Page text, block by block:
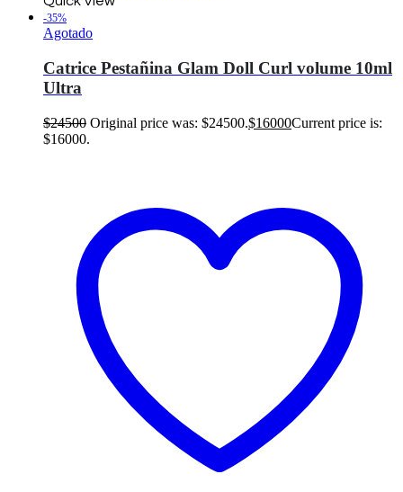
-35%
Agotado
Catrice Pestañina Glam Doll Curl volume 10ml
Ultra
$24500 Original price was: $24500.$16000Current price is:
$16000.